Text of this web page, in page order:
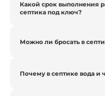
Какой срок выполнения
септика под ключ?
Можно ли бросать в
Почему в септике вода и